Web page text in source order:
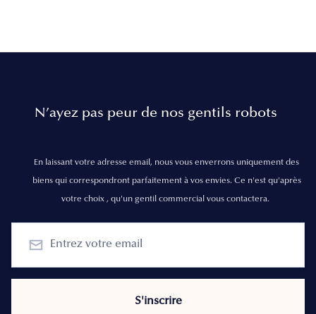
N’ayez pas peur de nos gentils robots
En laissant votre adresse email, nous vous enverrons uniquement des
biens qui correspondront parfaitement à vos envies. Ce n'est qu'après
votre choix , qu'un gentil commercial vous contactera.